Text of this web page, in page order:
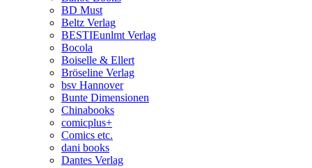
BD Must
Beltz Verlag
BESTIEunlmt Verlag
Bocola
Boiselle & Ellert
Bröseline Verlag
bsv Hannover
Bunte Dimensionen
Chinabooks
comicplus+
Comics etc.
dani books
Dantes Verlag